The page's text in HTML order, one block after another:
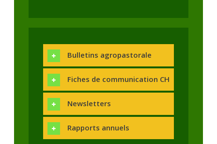
Bulletins agropastorale
Fiches de communication CH
Newsletters
Rapports annuels